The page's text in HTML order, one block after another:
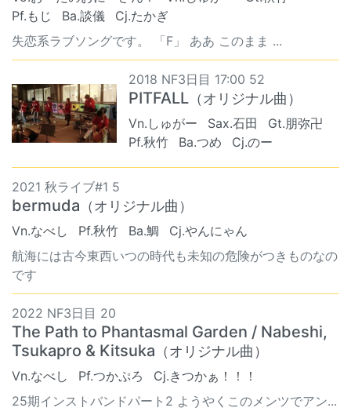
Pf.もじ
Ba.談儀
Cj.たかぎ
失恋系ラブソングです。 「F」 ああ このまま ...
2018 NF3日目 17:00 52
PITFALL （オリジナル曲）
Vn.しゅがー Sax.石田
Gt.朋弥卍
Pf.秋竹
Ba.つめ Cj.のー
2021 秋ライブ#1 5
bermuda （オリジナル曲）
Vn.なべし Pf.秋竹 Ba.鯛
Cj.やんにゃん
航海には古今東西いつの時代も未知の危険がつきものなの
です
2022 NF3日目 20
The Path to Phantasmal Garden / Nabeshi,
Tsukapro & Kitsuka （オリジナル曲）
Vn.なべし Pf.つかぷろ
Cj.きつかぁ！！！
25期インストバンドパート2 ようやくこのメンツでアン...